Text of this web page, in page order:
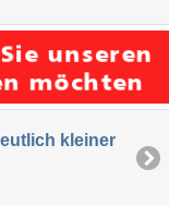
kleiner